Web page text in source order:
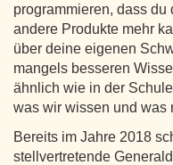
programmieren, dass
andere Produkte mehr
über deine eigenen
mangels besseren
ähnlich wie in der
was wir wissen und was
Bereits im Jahre 2018
stellvertretende